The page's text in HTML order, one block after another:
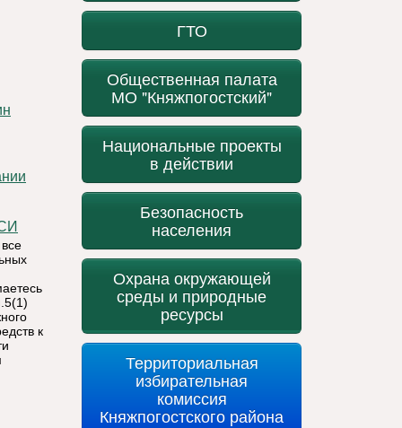
к
ГТО
Общественная палата
МО "Княжпогостский"
Национальные проекты
в действии
Безопасность
населения
Охрана окружающей
среды и природные
ресурсы
Территориальная
избирательная
комиссия
Княжпогостского района